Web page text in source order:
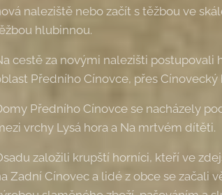
naleziště nebo začít s těžbou ve
hlubinnou.
cestě za novými nalezišti
Předního Cínovce, přes
Předního Cínovce se nacházely
vrchy Lysá hora a Na mrtvém dítěti.
založili krupští horníci, kteří ve
Zadní Cínovec a lidé z obce se začali